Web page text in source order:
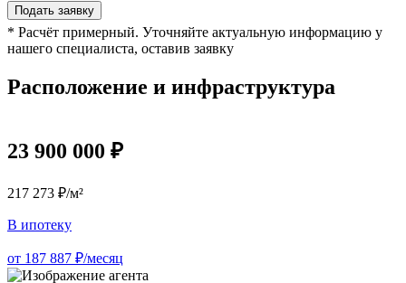
Подать заявку
* Расчёт примерный. Уточняйте актуальную информацию у
нашего специалиста, оставив заявку
Расположение и инфраструктура
23 900 000 ₽
217 273 ₽/м²
В ипотеку
от 187 887 ₽/месяц